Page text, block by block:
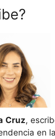
Cruz,
en